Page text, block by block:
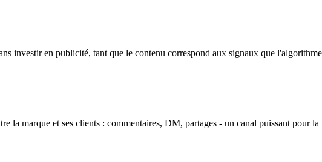
investir en publicité, tant que le contenu correspond aux signaux que
la marque et ses clients : commentaires, DM, partages - un canal puissant pour